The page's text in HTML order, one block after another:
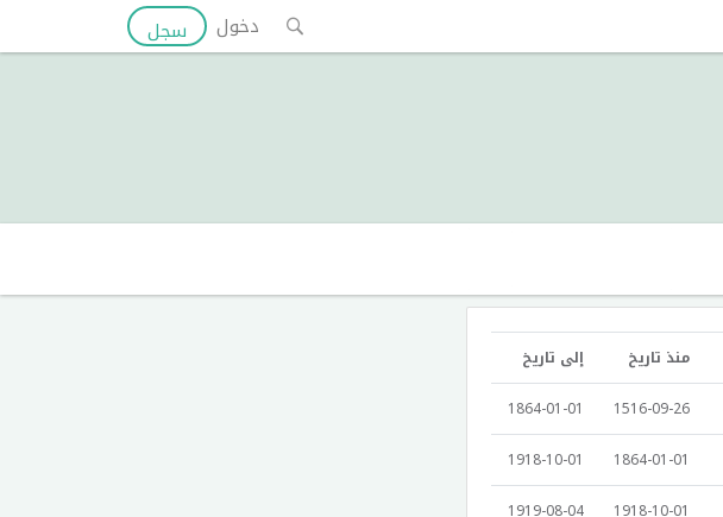
دخول سجل
منذ تاريخ
إلى تاريخ
1516-09-26
1864-01-01
1864-01-01
1918-10-01
1918-10-01
1919-08-04